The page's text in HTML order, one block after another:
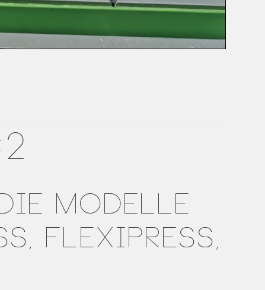
MODELLE
FLEXIPRESS,